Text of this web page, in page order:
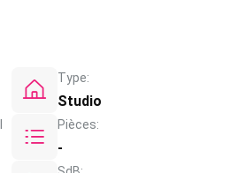
Type:
Studio
Pièces:
-